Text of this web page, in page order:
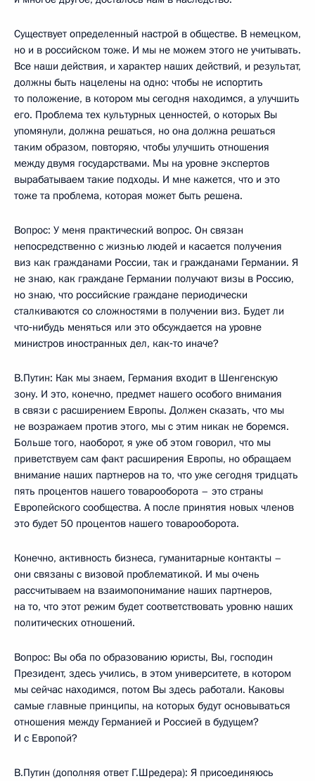
Существует определенный настрой в обществе. В немецком,
но и в российском тоже. И мы не можем этого не учитывать.
Все наши действия, и характер наших действий, и результат,
должны быть нацелены на одно: чтобы не испортить
то положение, в котором мы сегодня находимся, а улучшить
его. Проблема тех культурных ценностей, о которых Вы
упомянули, должна решаться, но она должна решаться
таким образом, повторяю, чтобы улучшить отношения
между двумя государствами. Мы на уровне экспертов
вырабатываем такие подходы. И мне кажется, что и это
тоже та проблема, которая может быть решена.
Вопрос: У меня практический вопрос. Он связан
непосредственно с жизнью людей и касается получения
виз как гражданами России, так и гражданами Германии. Я
не знаю, как граждане Германии получают визы в Россию,
но знаю, что российские граждане периодически
сталкиваются со сложностями в получении виз. Будет ли
что‑нибудь меняться или это обсуждается на уровне
министров иностранных дел, как‑то иначе?
В.Путин: Как мы знаем, Германия входит в Шенгенскую
зону. И это, конечно, предмет нашего особого внимания
в связи с расширением Европы. Должен сказать, что мы
не возражаем против этого, мы с этим никак не боремся.
Больше того, наоборот, я уже об этом говорил, что мы
приветствуем сам факт расширения Европы, но обращаем
внимание наших партнеров на то, что уже сегодня тридцать
пять процентов нашего товарооборота – это страны
Европейского сообщества. А после принятия новых членов
это будет 50 процентов нашего товарооборота.
Конечно, активность бизнеса, гуманитарные контакты –
они связаны с визовой проблематикой. И мы очень
рассчитываем на взаимопонимание наших партнеров,
на то, что этот режим будет соответствовать уровню наших
политических отношений.
Вопрос: Вы оба по образованию юристы, Вы, господин
Президент, здесь учились, в этом университете, в котором
мы сейчас находимся, потом Вы здесь работали. Каковы
самые главные принципы, на которых будут основываться
отношения между Германией и Россией в будущем?
И с Европой?
В.Путин (дополняя ответ Г.Шредера): Я присоединяюсь